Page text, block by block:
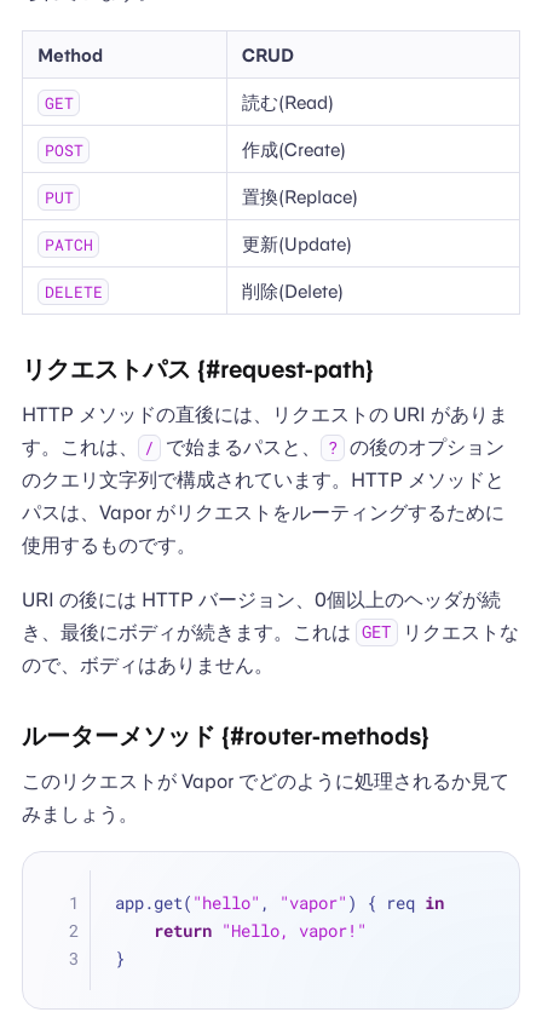
Method CRUD
GET 読む(Read)
POST 作成(Create)
PUT 置換(Replace)
PATCH 更新(Update)
DELETE 削除(Delete)
リクエストパス {#request-path}
HTTP メソッドの直後には、リクエストの URI がありま
す。これは、
/ で始まるパスと、 ? の後のオプション
のクエリ文字列で構成されています。HTTP メソッドと
パスは、Vapor がリクエストをルーティングするために
使用するものです。
URI の後には HTTP バージョン、0個以上のヘッダが続
き、最後にボディが続きます。これは GET
リクエストな
ので、ボディはありません。
ルーターメソッド {#router-methods}
このリクエストが Vapor でどのように処理されるか見て
みましょう。
app.get( "hello" , "vapor" ) { req in
return "Hello, vapor!"
}